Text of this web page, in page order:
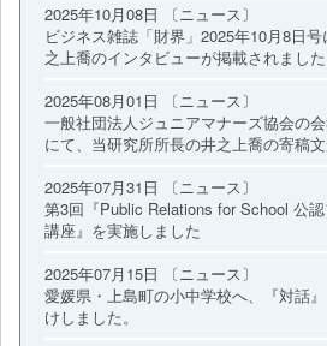
2025年10月08日 〔ニュース〕
ビジネス雑誌「財界」2025年10月8日
之上喬のインタビューが掲載されました
2025年08月01日 〔ニュース〕
一般社団法人ジュニアマナーズ協会の会
にて、当研究所所長の井之上喬の寄稿文
2025年07月31日 〔ニュース〕
第3回『Public Relations for School 公
講座』を実施しました
2025年07月15日 〔ニュース〕
愛媛県・上島町の小中学校へ、『対話
けしました。